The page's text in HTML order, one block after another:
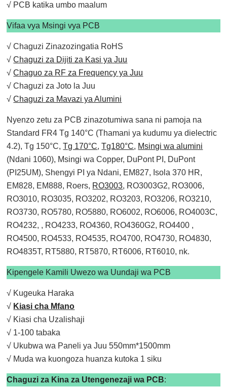
√ PCB katika umbo maalum
Vifaa vya Msingi vya PCB
√ Chaguzi Zinazozingatia RoHS
√Chaguzi za Dijiti za Kasi ya Juu
√Chaguo za RF za Frequency ya Juu
√ Chaguzi za Joto la Juu
√Chaguzi za Mavazi ya Alumini
Nyenzo zetu za PCB zinazotumiwa sana ni pamoja na
Standard FR4 Tg 140°C (Thamani ya kudumu ya dielectric
4.2), Tg 150°C,Tg 170°C,Tg180°C, Msingi wa alumini
(Ndani 1060), Msingi wa Copper, DuPont PI, DuPont
(PI25UM), Shengyi PI ya Ndani, EM827, Isola 370 HR,
EM828, EM888, Roers, RO3003, RO3003G2, RO3006,
RO3010, RO3035, RO3202, RO3203, RO3206, RO3210,
RO3730, RO5780, RO5880, RO6002, RO6006, RO4003C,
RO4232, , RO4233, RO4360, RO4360G2, RO4400 ,
RO4500, RO4533, RO4535, RO4700, RO4730, RO4830,
RO4835T, RT5880, RT5870, RT6006, RT6010, nk.
Kipengele Kamili Uwezo wa Uundaji wa PCB
√ Kugeuka Haraka
√ Kiasi cha Mfano
√ Kiasi cha Uzalishaji
√ 1-100 tabaka
√ Ukubwa wa Paneli ya Juu 550mm*1500mm
√ Muda wa kuongoza huanza kutoka 1 siku
Chaguzi za Kina za Utengenezaji wa PCB: